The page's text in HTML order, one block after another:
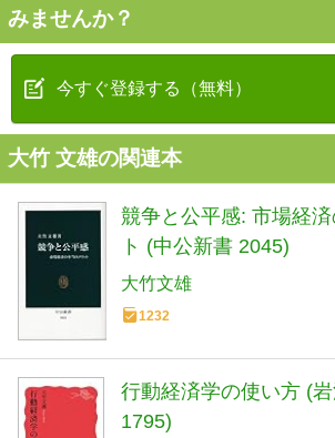
みませんか？
今すぐ登録する（無料）
大竹 文雄の関連本
競争と公平感: 市場経
ト (中公新書 2045)
大竹文雄
1232
行動経済学の使い方 (
1795)